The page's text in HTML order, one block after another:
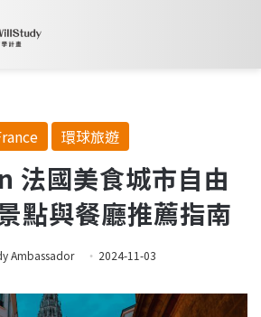
環球旅遊
法國美食城市自由
點與餐廳推薦指南
Ambassador 2024-11-03